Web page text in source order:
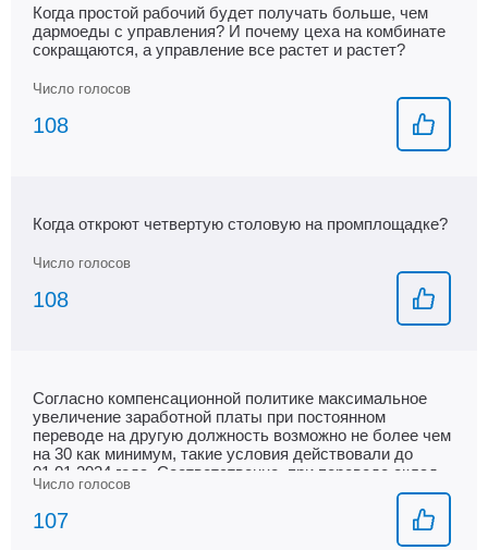
Когда простой рабочий будет получать больше, чем
дармоеды с управления? И почему цеха на комбинате
сокращаются, а управление все растет и растет?
108
Когда откроют четвертую столовую на промплощадке?
108
Согласно компенсационной политике максимальное
увеличение заработной платы при постоянном
переводе на другую должность возможно не более чем
на 30 как минимум, такие условия действовали до
01.01.2024 года. Соответственно, при переводе оклад
резали, если разница между окладами на новой и
прежней должности составляла более 30. Каким
образом получить повышение заработной платы после
осуществления перевода на срезанный оклад, если
107